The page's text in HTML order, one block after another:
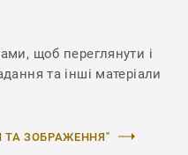
щоб переглянути і
та інші матеріали
ТА ЗОБРАЖЕННЯ"